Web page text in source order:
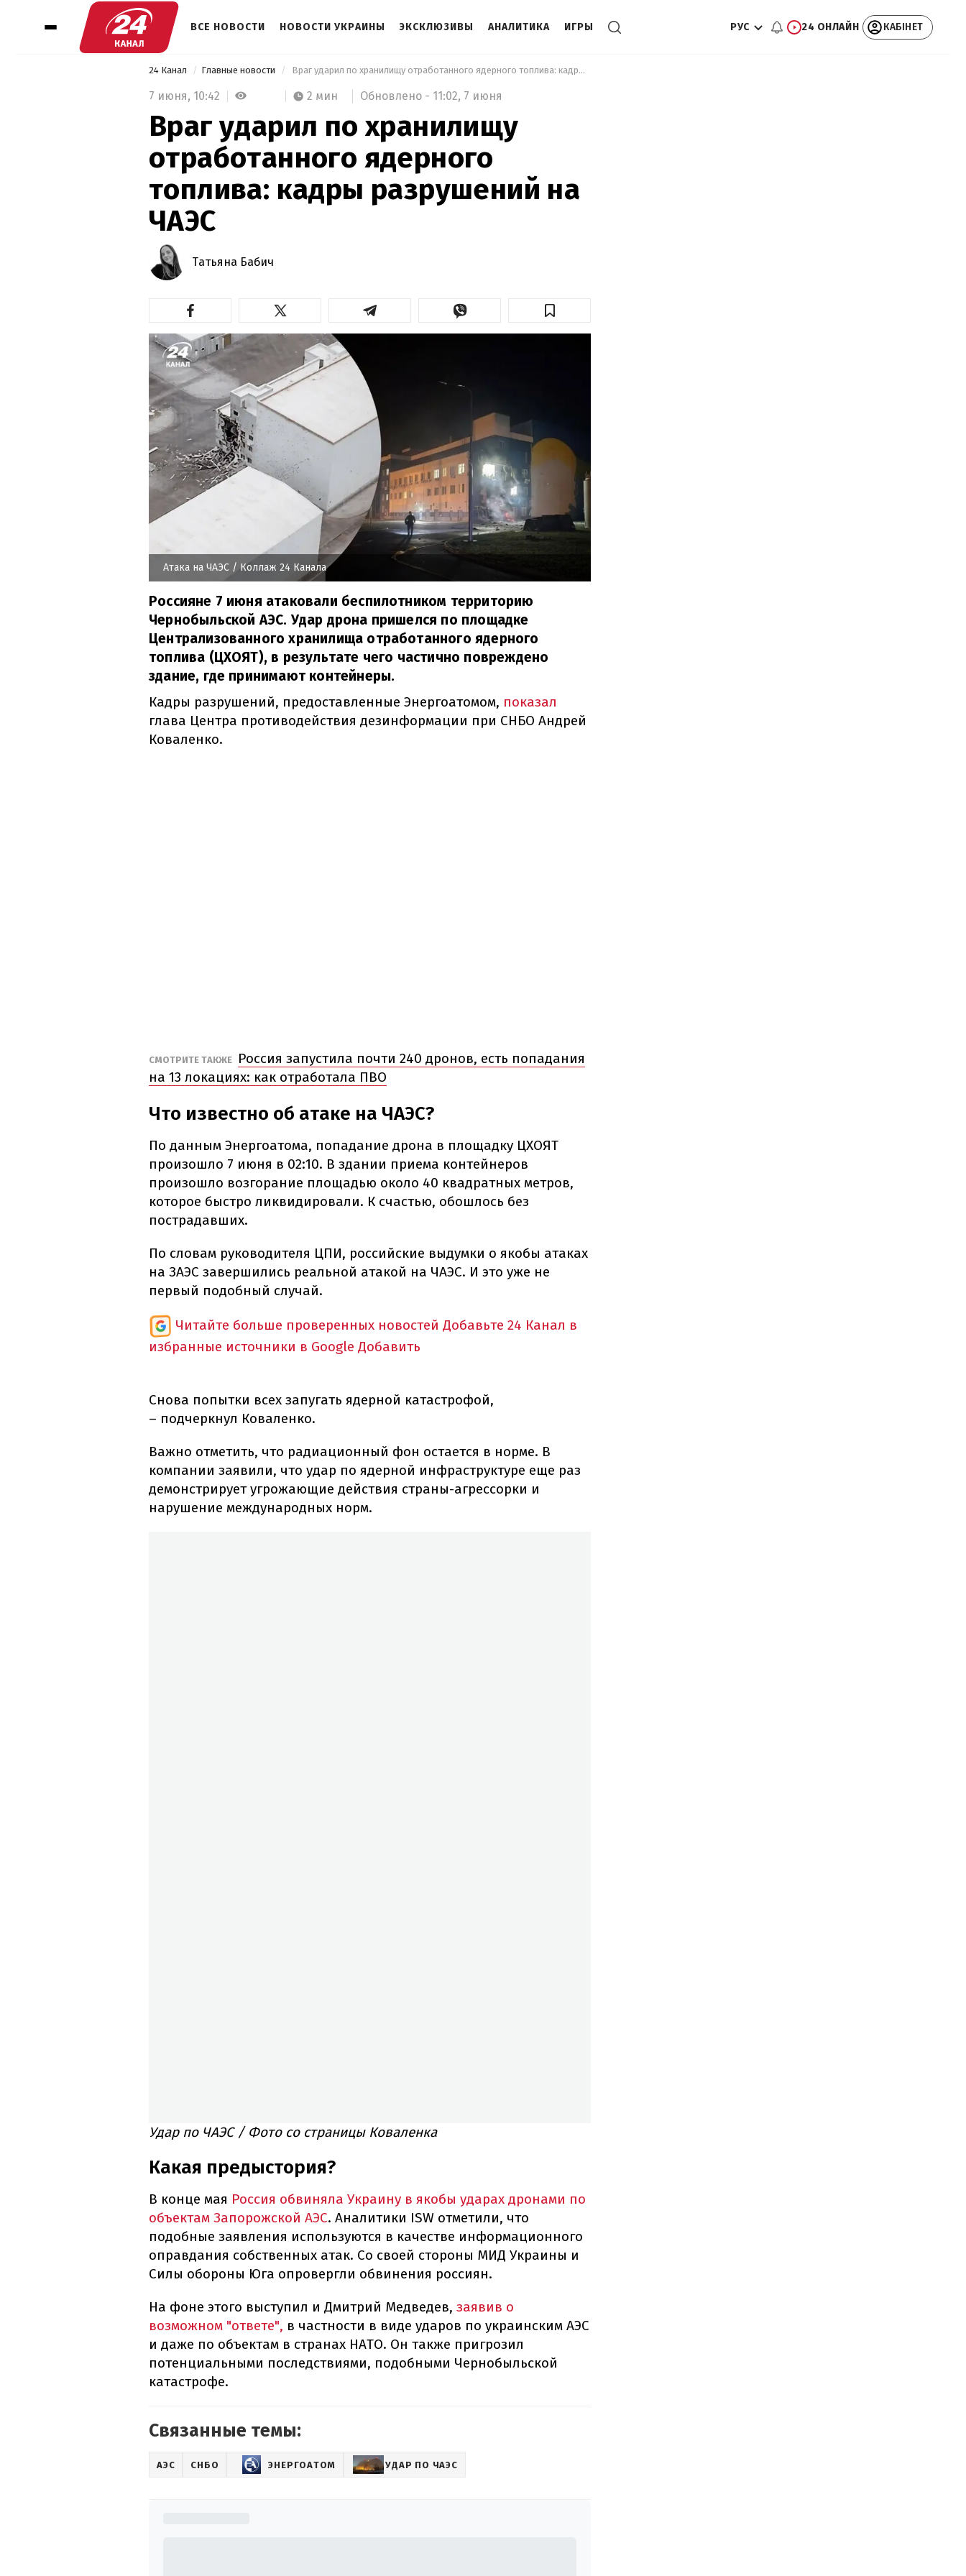
ВСЕ НОВОСТИ НОВОСТИ УКРАИНЫ ЭКСКЛЮЗИВЫ АНАЛИТИКА ИГРЫ РУС 24 ОНЛАЙН КАБІНЕТ
24 Канал Главные новости Враг ударил по хранилищу отработанного ядерного топлива: кадры разрушений на ЧАЭС
7 июня, 10:42 2 мин Обновлено - 11:02, 7 июня
Враг ударил по хранилищу
отработанного ядерного
топлива: кадры разрушений на
ЧАЭС
Татьяна Бабич
Атака на ЧАЭС / Коллаж 24 Канала
Россияне 7 июня атаковали беспилотником территорию
Чернобыльской АЭС. Удар дрона пришелся по площадке
Централизованного хранилища отработанного ядерного
топлива (ЦХОЯТ), в результате чего частично повреждено
здание, где принимают контейнеры.
Кадры разрушений, предоставленные Энергоатомом, показал
глава Центра противодействия дезинформации при СНБО Андрей
Коваленко.
СМОТРИТЕ ТАКЖЕ
Россия запустила почти 240 дронов, есть попадания
на 13 локациях: как отработала ПВО
Что известно об атаке на ЧАЭС?
По данным Энергоатома, попадание дрона в площадку ЦХОЯТ
произошло 7 июня в 02:10. В здании приема контейнеров
произошло возгорание площадью около 40 квадратных метров,
которое быстро ликвидировали. К счастью, обошлось без
пострадавших.
По словам руководителя ЦПИ, российские выдумки о якобы атаках
на ЗАЭС завершились реальной атакой на ЧАЭС. И это уже не
первый подобный случай.
Читайте больше проверенных новостей Добавьте 24 Канал в
избранные источники в Google Добавить
Снова попытки всех запугать ядерной катастрофой,
– подчеркнул Коваленко.
Важно отметить, что радиационный фон остается в норме. В
компании заявили, что удар по ядерной инфраструктуре еще раз
демонстрирует угрожающие действия страны-агрессорки и
нарушение международных норм.
Удар по ЧАЭС / Фото со страницы Коваленка
Какая предыстория?
В конце мая Россия обвиняла Украину в якобы ударах дронами по
объектам Запорожской АЭС. Аналитики ISW отметили, что
подобные заявления используются в качестве информационного
оправдания собственных атак. Со своей стороны МИД Украины и
Силы обороны Юга опровергли обвинения россиян.
На фоне этого выступил и Дмитрий Медведев, заявив о
возможном "ответе", в частности в виде ударов по украинским АЭС
и даже по объектам в странах НАТО. Он также пригрозил
потенциальными последствиями, подобными Чернобыльской
катастрофе.
Связанные темы:
АЭС СНБО ЭНЕРГОАТОМ УДАР ПО ЧАЭС